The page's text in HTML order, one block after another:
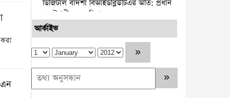
ডিজিটাল বাদশা বিআইডব্লিউটিএর অতি: প্রধান
প্রকৌশলী মজনু মিয়া
নারায়ণগঞ্জ সিটি কর্পোরেশন ও স্থানীয়
বিএনপির উদ্যোগে স্কুল লাগোয়া ময়লার স্তুপ
অপসারণ
পটুয়াখালীতে আমতলীর শ্রমিক দল
সভাপতিকে কুপিয়ে ও পিটিয়ে হত্যা
আর্কাইভ